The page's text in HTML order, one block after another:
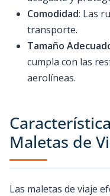
Comodidad: Las
transporte.
Tamaño
cumpla con las
aerolíneas.
Maletas de
Las maletas de viaje